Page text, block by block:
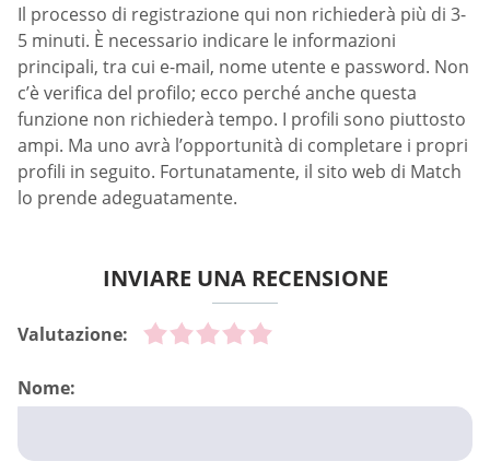
Il processo di registrazione qui non richiederà più di 3-
5 minuti. È necessario indicare le informazioni
principali, tra cui e-mail, nome utente e password. Non
c’è verifica del profilo; ecco perché anche questa
funzione non richiederà tempo. I profili sono piuttosto
ampi. Ma uno avrà l’opportunità di completare i propri
profili in seguito. Fortunatamente, il sito web di Match
lo prende adeguatamente.
INVIARE UNA RECENSIONE
Valutazione:
Nome: